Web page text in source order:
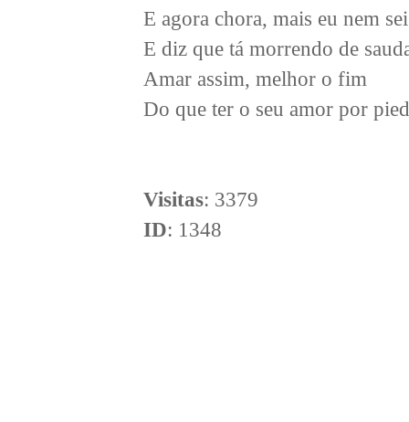
E agora chora, mais eu nem
E diz que tá morrendo de
Amar assim, melhor o fim
Do que ter o seu amor por
Visitas: 3379
ID: 1348